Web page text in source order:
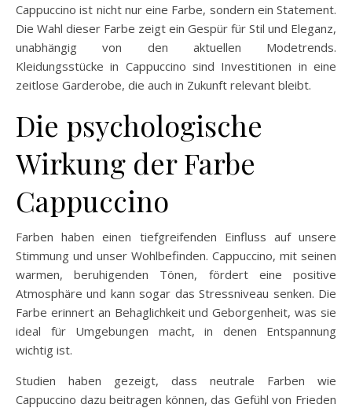
Cappuccino ist nicht nur eine Farbe, sondern ein Statement.
Die Wahl dieser Farbe zeigt ein Gespür für Stil und Eleganz,
unabhängig von den aktuellen Modetrends.
Kleidungsstücke in Cappuccino sind Investitionen in eine
zeitlose Garderobe, die auch in Zukunft relevant bleibt.
Die psychologische
Wirkung der Farbe
Cappuccino
Farben haben einen tiefgreifenden Einfluss auf unsere
Stimmung und unser Wohlbefinden. Cappuccino, mit seinen
warmen, beruhigenden Tönen, fördert eine positive
Atmosphäre und kann sogar das Stressniveau senken. Die
Farbe erinnert an Behaglichkeit und Geborgenheit, was sie
ideal für Umgebungen macht, in denen Entspannung
wichtig ist.
Studien haben gezeigt, dass neutrale Farben wie
Cappuccino dazu beitragen können, das Gefühl von Frieden